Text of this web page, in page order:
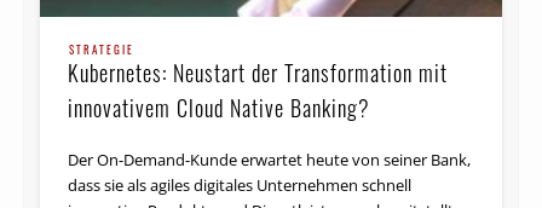
STRATEGIE
Kubernetes: Neustart der Transformation mit
innovativem Cloud Native Banking?
Der On-Demand-Kunde erwartet heute von seiner Bank,
dass sie als agiles digitales Unternehmen schnell